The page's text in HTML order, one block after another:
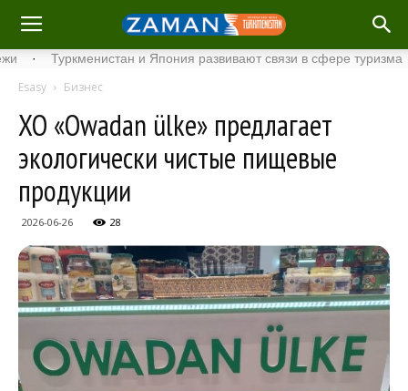
Туркменистан и Япония развивают связи в сфере туризма ·
Esasy Бизнес
ХО «Owadan ülke» предлагает
экологически чистые пищевые
продукции
2026-06-26 28